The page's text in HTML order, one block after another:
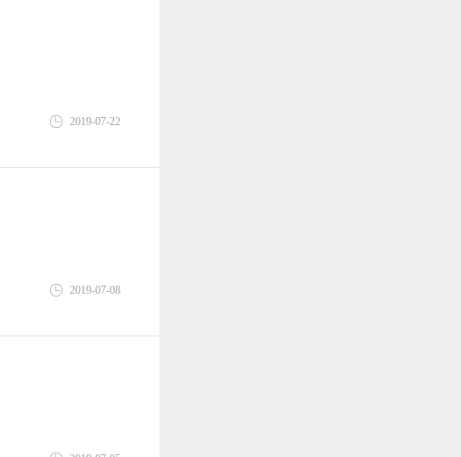
2019-07-22
2019-07-08